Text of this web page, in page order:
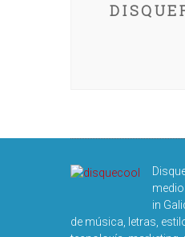
in
de música, letras,